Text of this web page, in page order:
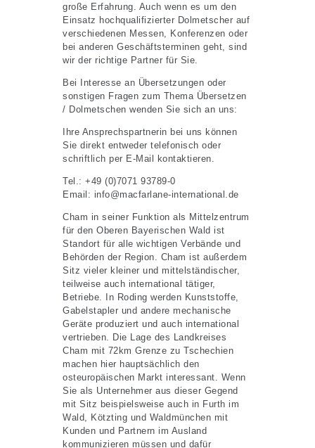
große Erfahrung. Auch wenn es um den
Einsatz hochqualifizierter Dolmetscher auf
verschiedenen Messen, Konferenzen oder
bei anderen Geschäftsterminen geht, sind
wir der richtige Partner für Sie.
Bei Interesse an Übersetzungen oder
sonstigen Fragen zum Thema Übersetzen
/ Dolmetschen wenden Sie sich an uns:
Ihre Ansprechspartnerin bei uns können
Sie direkt entweder telefonisch oder
schriftlich per E-Mail kontaktieren.
Tel.: +49 (0)7071 93789-0
Email: info@macfarlane-international.de
Cham in seiner Funktion als Mittelzentrum
für den Oberen Bayerischen Wald ist
Standort für alle wichtigen Verbände und
Behörden der Region. Cham ist außerdem
Sitz vieler kleiner und mittelständischer,
teilweise auch international tätiger,
Betriebe. In Roding werden Kunststoffe,
Gabelstapler und andere mechanische
Geräte produziert und auch international
vertrieben. Die Lage des Landkreises
Cham mit 72km Grenze zu Tschechien
machen hier hauptsächlich den
osteuropäischen Markt interessant. Wenn
Sie als Unternehmer aus dieser Gegend
mit Sitz beispielsweise auch in Furth im
Wald, Kötzting und Waldmünchen mit
Kunden und Partnern im Ausland
kommunizieren müssen und dafür